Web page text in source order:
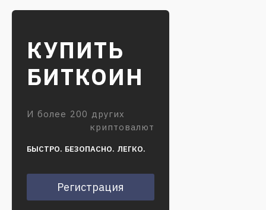
КУПИТЬ
БИТКОИН
И более 200 других
криптовалют
БЫСТРО. БЕЗОПАСНО. ЛЕГКО.
Регистрация